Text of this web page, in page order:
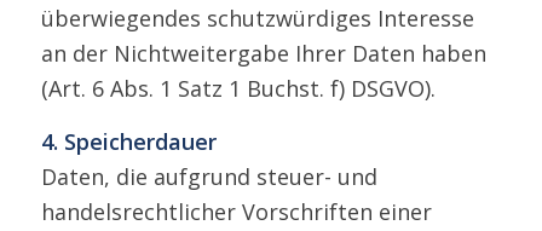
überwiegendes schutzwürdiges Interesse
an der Nichtweitergabe Ihrer Daten haben
(Art. 6 Abs. 1 Satz 1 Buchst. f) DSGVO).
4. Speicherdauer
Daten, die aufgrund steuer- und
handelsrechtlicher Vorschriften einer